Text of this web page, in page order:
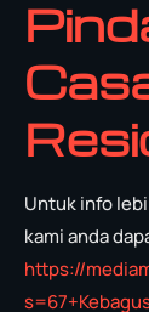
Untuk info
kami anda
https://